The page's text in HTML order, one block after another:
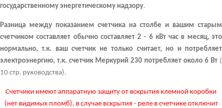
государственному энергетическому надзору.
Разница между показанием счетчика на столбе и вашим старым
счетчиком составляет обычно составляет 2 - 6 кВт час в месяц, это
нормально, т.к. ваш счетчик не только считает, но и потребляет
электроэнергию, т.к. счетчик Меркурий 230 потребляет около 6 Вт (
10 стр. руководства).
Счетчики имеют аппаратную защиту от вскрытия клемной коробки
(нет видимых пломб), в случае вскрытия - реле в счетчике отключит